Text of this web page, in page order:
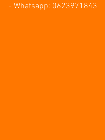
- Whatsapp: 0623971843